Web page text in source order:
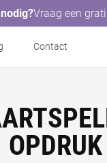
Vraag een
Contact
OPDRUK